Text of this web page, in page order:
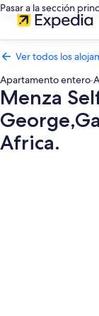
Pasar a la sección
Ver todos los
Apartamento entero·
Menza
Africa.